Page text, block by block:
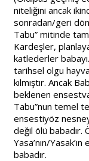
niteliğini ancak
sonradan/geri
Tabu” mitinde
Kardeşler,
katlederler
tarihsel olgu
kılmıştır. Ancak
beklenen
Tabu”nun temel
ensestiyöz
değil ölü babadır.
Yasa’nın/
babadır.